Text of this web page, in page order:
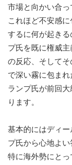
市場と向かい合っ
これほど不安感
するに何が起き
プ氏を既に権威
の反応、そして
で深い霧に包ま
ランプ氏が前回
ります。
基本的にはディ
プ氏から心地よい
特に海外勢にと